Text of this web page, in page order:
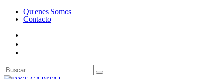
Quienes Somos
Contacto